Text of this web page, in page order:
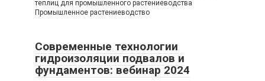
теплиц для промышленного растениеводства
Промышленное растениеводство
Современные технологии
гидроизоляции подвалов и
фундаментов: вебинар 2024